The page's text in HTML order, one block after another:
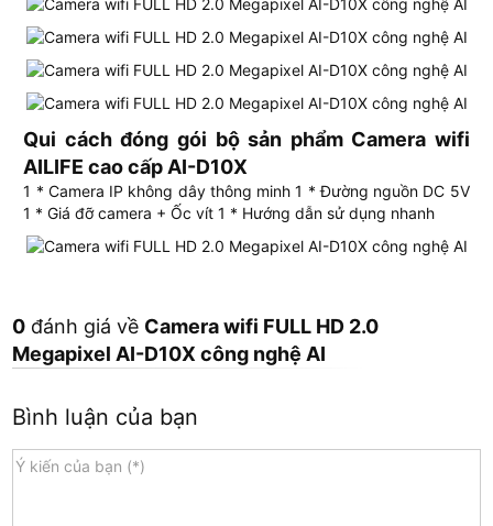
Qui cách đóng gói bộ sản phẩm Camera wifi
AILIFE cao cấp AI-D10X
1 * Camera IP không dây thông minh 1 * Đường nguồn DC 5V
1 * Giá đỡ camera + Ốc vít 1 * Hướng dẫn sử dụng nhanh
0 đánh giá về Camera wifi FULL HD 2.0
Megapixel AI-D10X công nghệ AI
Bình luận của bạn